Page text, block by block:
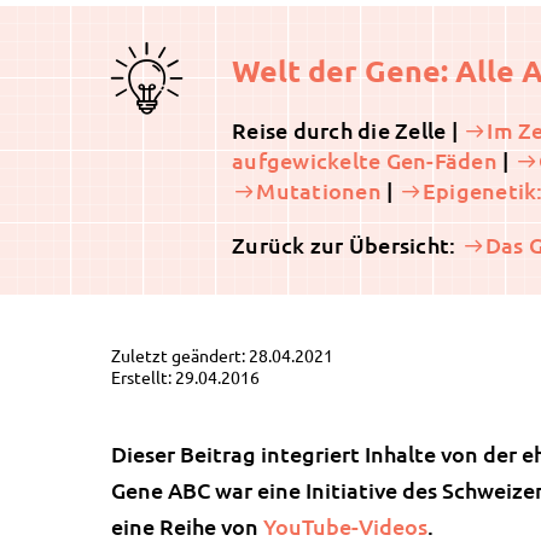
Welt der Gene: Alle
Reise durch die Zelle |
Im
aufgewickelte Gen-Fäden|
Mutationen |
Zurück zur Übersicht:
Das
Zuletzt geändert: 28.04.2021
Erstellt: 29.04.2016
Dieser Beitrag integriert Inhalte von der
Gene ABC war eine Initiative des
eine Reihe von YouTube-Videos.